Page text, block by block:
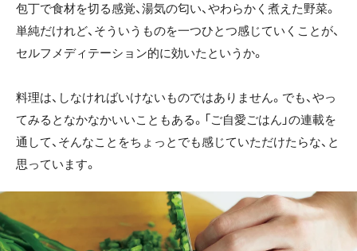
包丁で食材を切る感覚、湯気の匂い、やわらかく煮えた野菜。
単純だけれど、そういうものを一つひとつ感じていくことが、
セルフメディテーション的に効いたというか。
料理は、しなければいけないものではありません。でも、やっ
てみるとなかなかいいこともある。「ご自愛ごはん」の連載を
通して、そんなことをちょっとでも感じていただけたらな、と
思っています。